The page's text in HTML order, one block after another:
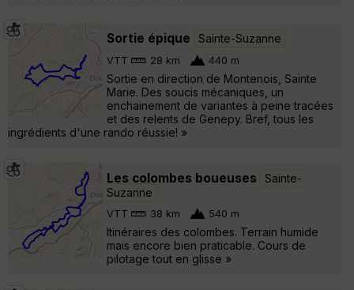
Sortie épique Sainte-Suzanne
VTT 28 km 440 m
Sortie en direction de Montenois, Sainte
Marie. Des soucis mécaniques, un
enchainement de variantes à peine tracées
et des relents de Genepy. Bref, tous les
ingrédients d'une rando réussie! »
Les colombes boueuses
Sainte-
Suzanne
VTT 38 km 540 m
Itinéraires des colombes. Terrain humide
mais encore bien praticable. Cours de
pilotage tout en glisse »